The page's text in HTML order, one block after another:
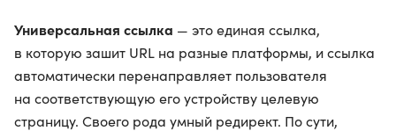
Универсальная ссылка — это единая ссылка,
в которую зашит URL на разные платформы, и ссылка
автоматически перенаправляет пользователя
на соответствующую его устройству целевую
страницу. Своего рода умный редирект. По сути,